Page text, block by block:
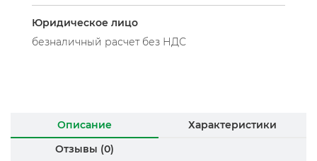
Юридическое лицо
безналичный расчет без НДС
Описание
Характеристики
Отзывы (0)